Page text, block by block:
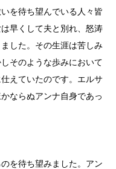
を待ち望んでいる人々皆
早くして夫と別れ、怒涛
した。その生涯は苦しみ
そのような歩みにおいて
えていたのです。エルサ
ならぬアンナ自身であっ
を待ち望みました。アン